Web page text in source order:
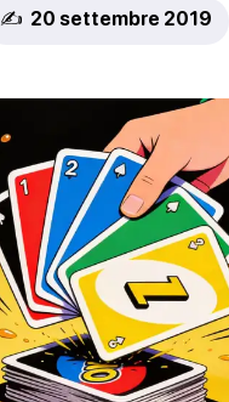
✍️ 20 settembre 2019